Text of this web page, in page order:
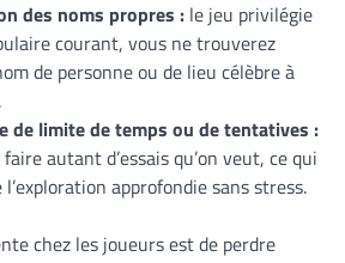
des noms propres : le jeu privilégie
courant, vous ne trouverez
de personne ou de lieu célèbre à
de limite de temps ou de tentatives :
autant d’essais qu’on veut, ce qui
approfondie sans stress.
chez les joueurs est de perdre